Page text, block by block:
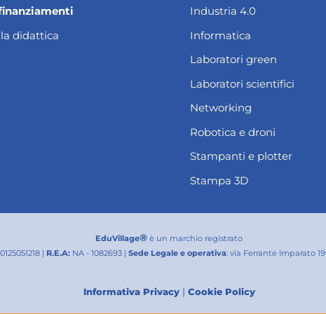
didattica
Industria 4.0
Informatica
Laboratori green
Laboratori scientifici
Networking
Robotica e droni
Stampanti e plotter
Stampa 3D
EduVillage® è un marchio registrato
| R.E.A: NA - 1082693 | Sede Legale e operativa: via Ferrante Imparato
Informativa Privacy| Cookie Policy